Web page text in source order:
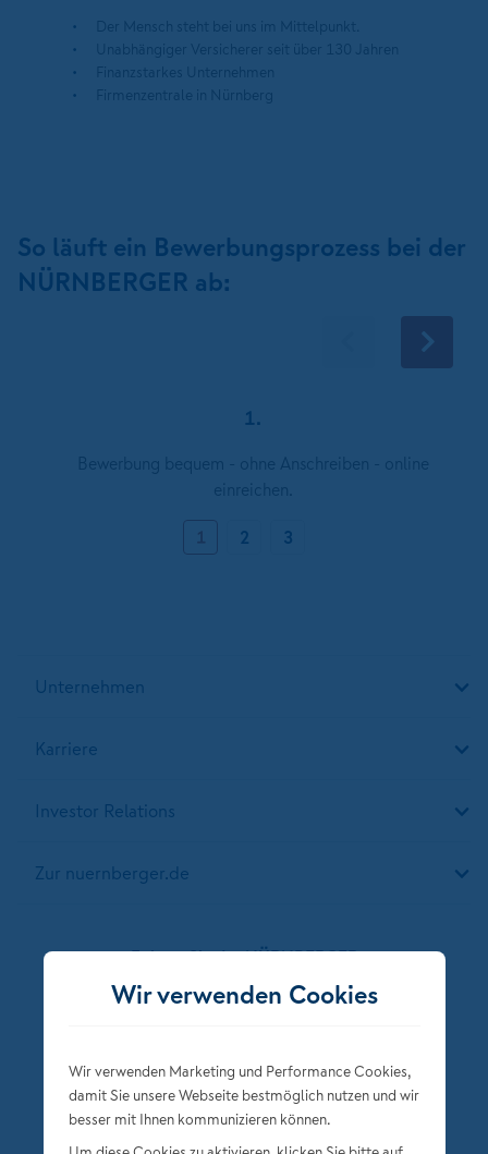
So läuft ein Bewerbungsprozess bei der
NÜRNBERGER ab:
1.
1
2 3
Unternehmen
Karriere
Investor Relations
Zur nuernberger.de
Folgen Sie der NÜRNBERGER
Wir verwenden Cookies
Wir verwenden Marketing und Performance Cookies,
damit Sie unsere Webseite bestmöglich nutzen und wir
besser mit Ihnen kommunizieren können.